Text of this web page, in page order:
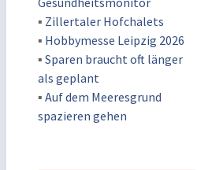
▪ Zillertaler Hofchalets
▪ Hobbymesse Leipzig 2026
▪ Sparen braucht oft länger
als geplant
▪ Auf dem Meeresgrund
spazieren gehen